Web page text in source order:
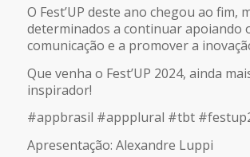
O Fest’UP deste ano chegou ao fim,
determinados a continuar apoiando
comunicação e a promover a
Que venha o Fest’UP 2024, ainda
inspirador!
#appbrasil #appplural #tbt
Apresentação: Alexandre Luppi